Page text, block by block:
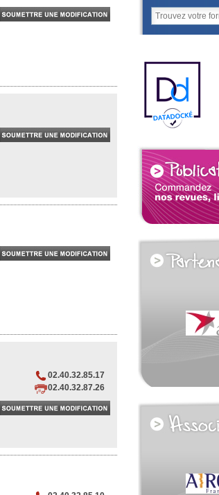
02.40.32.85.17
02.40.32.87.26